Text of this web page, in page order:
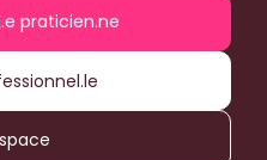
praticien.ne